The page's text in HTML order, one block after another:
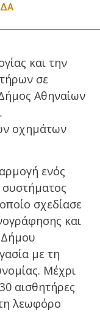
και την
σε
Αθηναίων
οχημάτων
ενός
σχεδίασε
και
με τη
Μέχρι
αισθητήρες
λεωφόρο